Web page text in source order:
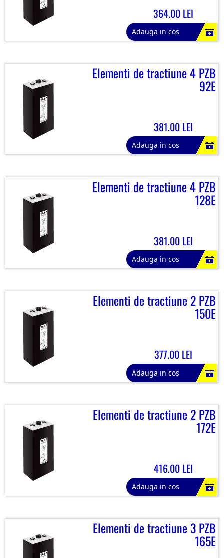
364.00 LEI
Adauga in cos
Elementi de tractiune 4 PZB
92E
381.00 LEI
Adauga in cos
Elementi de tractiune 4 PZB
128E
381.00 LEI
Adauga in cos
Elementi de tractiune 2 PZB
150E
377.00 LEI
Adauga in cos
Elementi de tractiune 2 PZB
172E
416.00 LEI
Adauga in cos
Elementi de tractiune 3 PZB
165E